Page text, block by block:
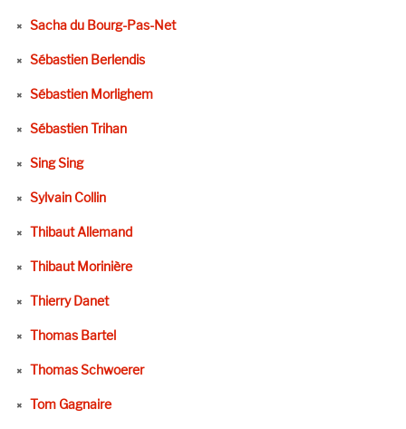
Sacha du Bourg-Pas-Net
Sébastien Berlendis
Sébastien Morlighem
Sébastien Trihan
Sing Sing
Sylvain Collin
Thibaut Allemand
Thibaut Morinière
Thierry Danet
Thomas Bartel
Thomas Schwoerer
Tom Gagnaire